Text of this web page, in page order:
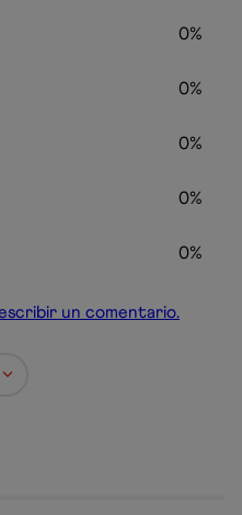
0%
0%
0%
0%
0%
un comentario.